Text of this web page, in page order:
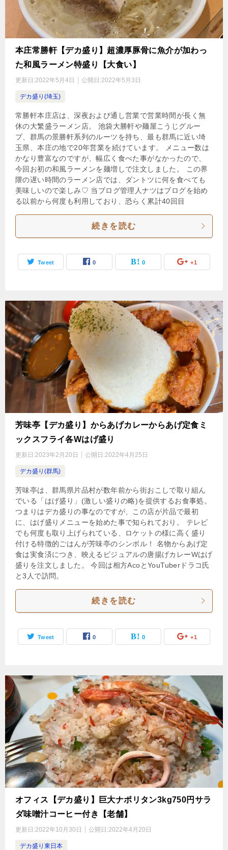
本庄常勝軒【デカ盛り】超濃厚豚骨に魚介が加わっ
た和風ラーメン特盛り【大食い】
更新日:2022年5月4日 公開日:2022年5月3日
デカ盛り(埼玉)
常勝軒本庄店は、深夜および通し営業で営業時間が長く無
休の大繁盛ラーメン店。 池袋大勝軒や麺屋こうじグルー
プ、群馬の景勝軒系列のルーツを持ち、最も群馬に近い埼
玉県、本庄の地で20年営業を続けています。 メニュー数は
かなり豊富なのですが、幅広く食べた事がなかったので、
今回お初の和風ラーメンを麺増しで注文しました。 この界
隈の遅い時間のラーメン店では、ダントツに何を食べても
美味しいので楽しみ♡ 当ブログ管理人ナツはブログを始め
る以前から何度も利用しており、恐らく累計40回目
続きを読む
Tweet 0 0 +1
芳味亭【デカ盛り】からあげカレーからあげ定食ミ
ックスフライ各Wはげ盛り
更新日:2023年2月20日 公開日:2022年4月25日
デカ盛り(群馬)
芳味亭は、群馬県片品村が数年前から街おこしで取り組ん
でいる「はげ盛り」(激しい盛りの略)を提供するお食事処。
つまりはデカ盛りの事なのですが、この店が片品で最初
に、はげ盛りメニューを始めた事で知られており。 テレビ
でも何度も取り上げられている、ロケットの様に高く盛り
付ける特徴的ごはんが芳味亭のシンボル！ 名物からあげ定
食は実食済につき、映えるビジュアルの唐揚げカレーWはげ
盛りを注文しました。 今回は相方AcoとYouTuberドラコ氏
と3人で訪問。
続きを読む
Tweet 0 0 +1
オフィス【デカ盛り】巨大ナポリタン3kg750円サラ
ダ味噌汁コーヒー付き【老舗】
更新日:2022年10月30日 公開日:2022年4月20日
デカ盛り東日本